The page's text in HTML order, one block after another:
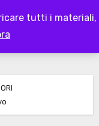
tutti i materiali,